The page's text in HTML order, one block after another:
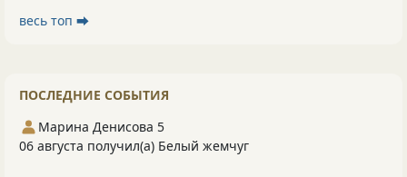
весь топ ⮕
ПОСЛЕДНИЕ СОБЫТИЯ
Марина Денисова 5
06 августа получил(а) Белый жемчуг